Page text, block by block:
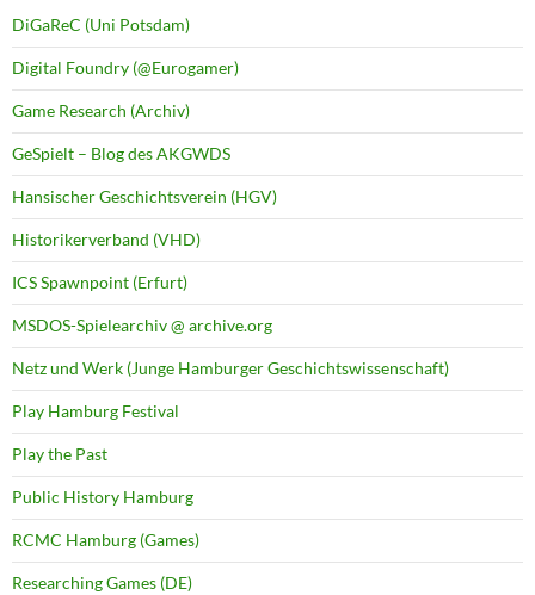
DiGaReC (Uni Potsdam)
Digital Foundry (@Eurogamer)
Game Research (Archiv)
GeSpielt – Blog des AKGWDS
Hansischer Geschichtsverein (HGV)
Historikerverband (VHD)
ICS Spawnpoint (Erfurt)
MSDOS-Spielearchiv @ archive.org
Netz und Werk (Junge Hamburger Geschichtswissenschaft)
Play Hamburg Festival
Play the Past
Public History Hamburg
RCMC Hamburg (Games)
Researching Games (DE)